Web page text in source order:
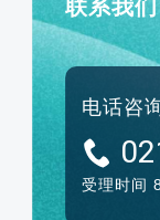
联系我们
电话咨
受理时间